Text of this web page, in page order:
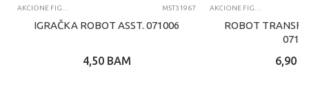
AKCIONE FIGURE I SETOVI MST31967
IGRAČKA ROBOT ASST. 071006
4,50 BAM
AKCIONE FIGURE I SETOVI
ROBOT
6,90